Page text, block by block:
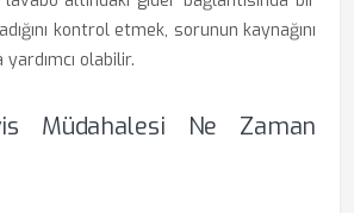
kontrol etmek, sorunun kaynağını
yardımcı olabilir.
Müdahalesi Ne Zaman